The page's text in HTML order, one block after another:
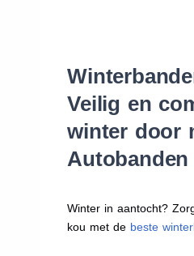
Veilig en
winter door
Winter in aantocht?
kou met de beste